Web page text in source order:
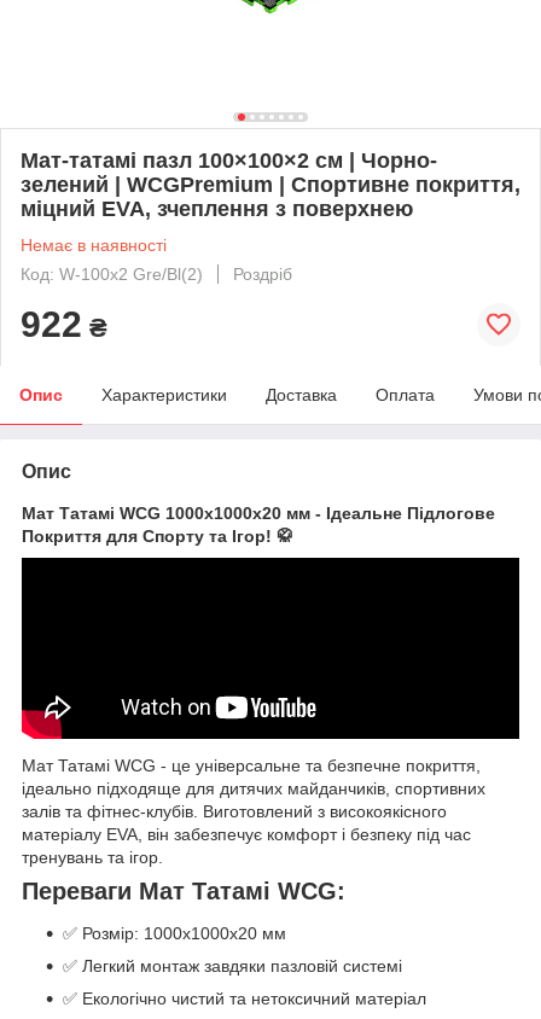
Мат-татамі пазл 100×100×2 см | Чорно-
зелений | WCGPremium | Спортивне покриття,
міцний EVA, зчеплення з поверхнею
Немає в наявності
Код: W-100х2 Gre/Bl(2)
Роздріб
922 ₴
Опис Характеристики Доставка Оплата Умови
Опис
Мат Татамі WCG 1000х1000х20 мм - Ідеальне Підлогове
Покриття для Спорту та Ігор! 🥋
Мат Татамі WCG - це універсальне та безпечне покриття,
ідеально підходяще для дитячих майданчиків, спортивних
залів та фітнес-клубів. Виготовлений з високоякісного
матеріалу EVA, він забезпечує комфорт і безпеку під час
тренувань та ігор.
Переваги Мат Татамі WCG:
✅ Розмір: 1000х1000х20 мм
✅ Легкий монтаж завдяки пазловій системі
✅ Екологічно чистий та нетоксичний матеріал